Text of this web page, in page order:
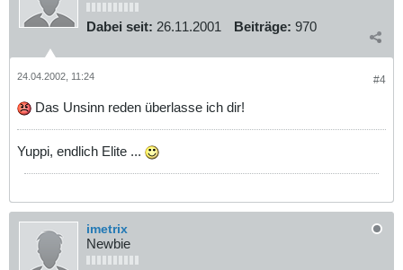
Dabei seit: 26.11.2001 Beiträge: 970
#4
24.04.2002, 11:24
Das Unsinn reden überlasse ich dir!
Yuppi, endlich Elite ...
imetrix
Newbie